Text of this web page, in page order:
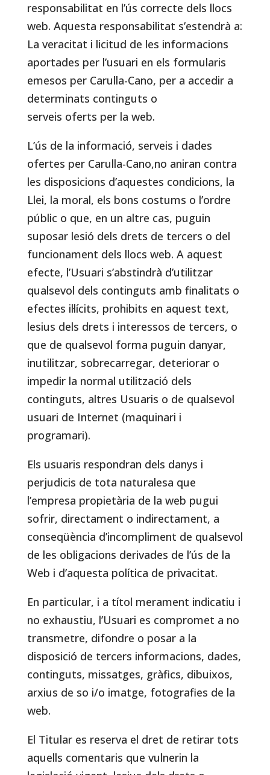
responsabilitat en l’ús correcte dels llocs
web. Aquesta responsabilitat s’estendrà a:
La veracitat i licitud de les informacions
aportades per l’usuari en els formularis
emesos per Carulla-Cano, per a accedir a
determinats continguts o
serveis oferts per la web.
L’ús de la informació, serveis i dades
ofertes per Carulla-Cano,no aniran contra
les disposicions d’aquestes condicions, la
Llei, la moral, els bons costums o l’ordre
públic o que, en un altre cas, puguin
suposar lesió dels drets de tercers o del
funcionament dels llocs web. A aquest
efecte, l’Usuari s’abstindrà d’utilitzar
qualsevol dels continguts amb finalitats o
efectes il·lícits, prohibits en aquest text,
lesius dels drets i interessos de tercers, o
que de qualsevol forma puguin danyar,
inutilitzar, sobrecarregar, deteriorar o
impedir la normal utilització dels
continguts, altres Usuaris o de qualsevol
usuari de Internet (maquinari i
programari).
Els usuaris respondran dels danys i
perjudicis de tota naturalesa que
l’empresa propietària de la web pugui
sofrir, directament o indirectament, a
conseqüència d’incompliment de qualsevol
de les obligacions derivades de l’ús de la
Web i d’aquesta política de privacitat.
En particular, i a títol merament indicatiu i
no exhaustiu, l’Usuari es compromet a no
transmetre, difondre o posar a la
disposició de tercers informacions, dades,
continguts, missatges, gràfics, dibuixos,
arxius de so i/o imatge, fotografies de la
web.
El Titular es reserva el dret de retirar tots
aquells comentaris que vulnerin la